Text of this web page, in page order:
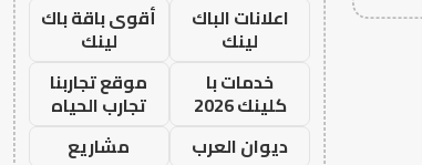
اعلانات الباك
لينك
أقوى باقة باك
لينك
خدمات با
كلينك 2026
موقع تجاربنا
تجارب الحياه
ديوان العرب
مشاريع